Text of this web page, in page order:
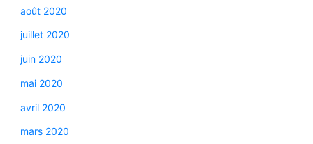
août 2020
juillet 2020
juin 2020
mai 2020
avril 2020
mars 2020